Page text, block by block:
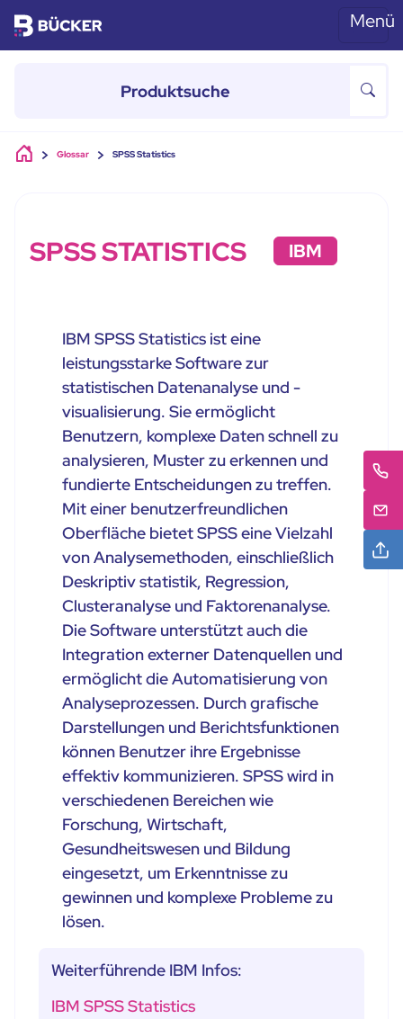
Skip to main content Menü
Glossar SPSS Statistics
SPSS STATISTICS IBM
IBM SPSS Statistics ist eine
leistungsstarke Software zur
statistischen Datenanalyse und -
visualisierung. Sie ermöglicht
Benutzern, komplexe Daten schnell zu
analysieren, Muster zu erkennen und
fundierte Entscheidungen zu treffen.
Mit einer benutzerfreundlichen
Oberfläche bietet SPSS eine Vielzahl
von Analysemethoden, einschließlich
Deskriptiv statistik, Regression,
Clusteranalyse und Faktorenanalyse.
Die Software unterstützt auch die
Integration externer Datenquellen und
ermöglicht die Automatisierung von
Analyseprozessen. Durch grafische
Darstellungen und Berichtsfunktionen
können Benutzer ihre Ergebnisse
effektiv kommunizieren. SPSS wird in
verschiedenen Bereichen wie
Forschung, Wirtschaft,
Gesundheitswesen und Bildung
eingesetzt, um Erkenntnisse zu
gewinnen und komplexe Probleme zu
lösen.
Weiterführende IBM Infos:
IBM SPSS Statistics